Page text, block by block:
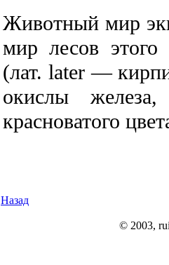
Животный мир
мир лесов
(лат. later —
окислы
красноватого
Назад
© 2003,